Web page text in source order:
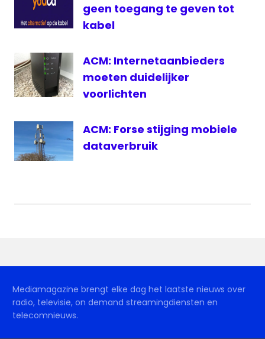
geen toegang te geven tot
kabel
ACM: Internetaanbieders
moeten duidelijker
voorlichten
ACM: Forse stijging mobiele
dataverbruik
Mediamagazine brengt elke dag het laatste nieuws over
radio, televisie, on demand streamingdiensten en
telecomnieuws.